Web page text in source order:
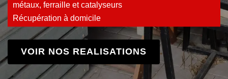
métaux, ferraille et catalyseurs
Récupération à domicile
VOIR NOS REALISATIONS